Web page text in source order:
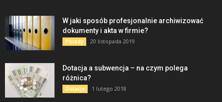
W jaki sposób profesjonalnie archiwizować
dokumenty i akta w firmie?
Porady 20 listopada 2019
Dotacja a subwencja – na czym polega
różnica?
Dotacje 1 lutego 2018